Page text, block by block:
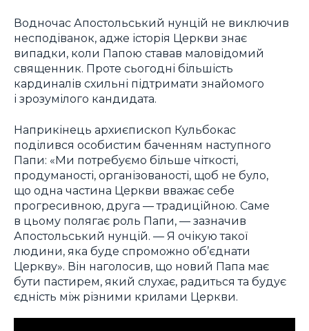
Водночас Апостольський нунцій не виключив
несподіванок, адже історія Церкви знає
випадки, коли Папою ставав маловідомий
священник. Проте сьогодні більшість
кардиналів схильні підтримати знайомого
і зрозумілого кандидата.
Наприкінець архиєпископ Кульбокас
поділився особистим баченням наступного
Папи: «Ми потребуємо більше чіткості,
продуманості, організованості, щоб не було,
що одна частина Церкви вважає себе
прогресивною, друга — традиційною. Саме
в цьому полягає роль Папи, — зазначив
Апостольський нунцій. — Я очікую такої
людини, яка буде спроможно об’єднати
Церкву». Він наголосив, що новий Папа має
бути пастирем, який слухає, радиться та будує
єдність між різними крилами Церкви.